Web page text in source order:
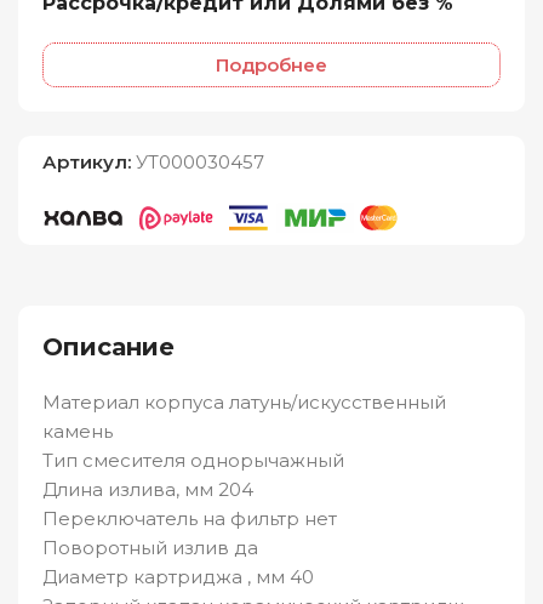
Подробнее
Артикул:УТ000030457
Описание
Материал корпуса латунь/искусственный
камень
Тип смесителя однорычажный
Длина излива, мм 204
Переключатель на фильтр нет
Поворотный излив да
Диаметр картриджа , мм 40